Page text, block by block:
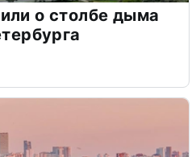
о столбе дыма